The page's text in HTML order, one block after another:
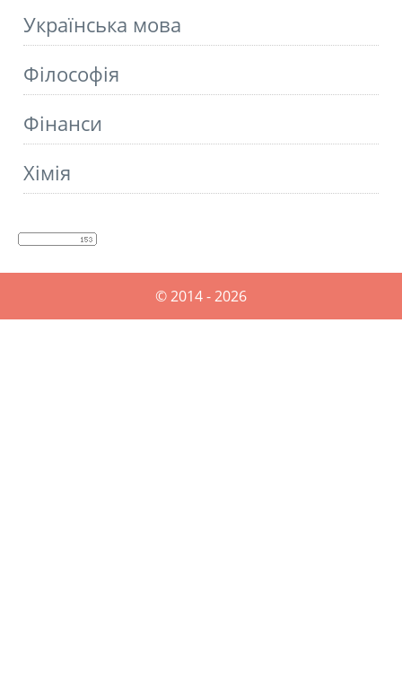
Українська мова
Філософія
Фінанси
Хімія
© 2014 - 2026